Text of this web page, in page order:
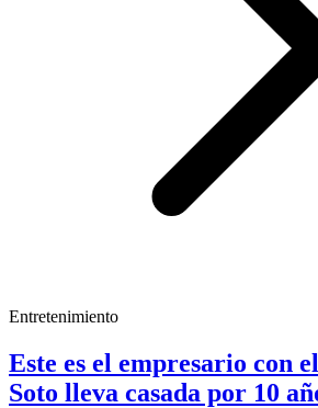
Entretenimiento
Este es el empresario con
Soto lleva casada por 10